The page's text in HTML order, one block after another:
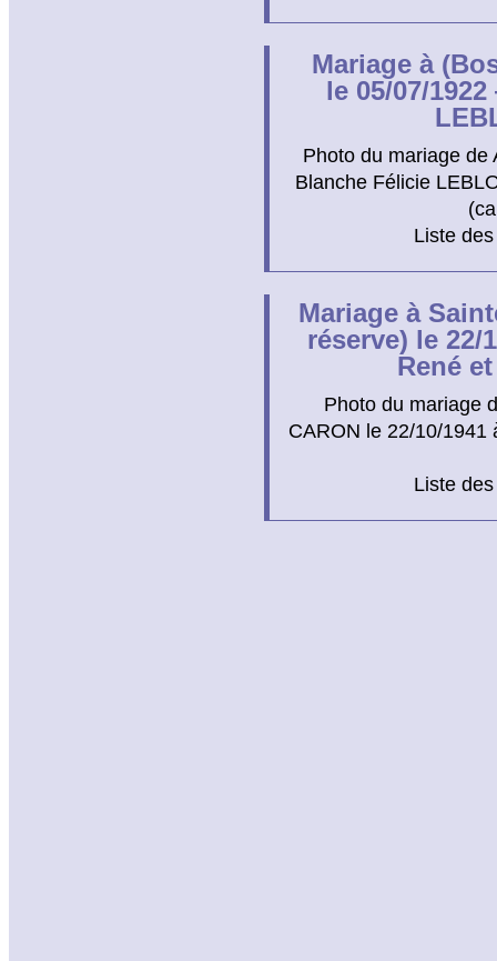
Mariage à
le 05/07/
Photo du mariage de
Blanche Félicie
Liste
Mariage à
réserve) le 22/
René
Photo du mariage
CARON le 22/10/1941
Liste